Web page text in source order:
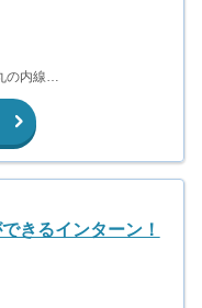
新宿駅から徒歩7分（山手線、埼京線、丸の内線、大江戸線、ほか） 新宿西口駅から徒歩5分(都営大江戸線) 西武新宿駅から徒歩5分(西武新宿線)
きるインターン！